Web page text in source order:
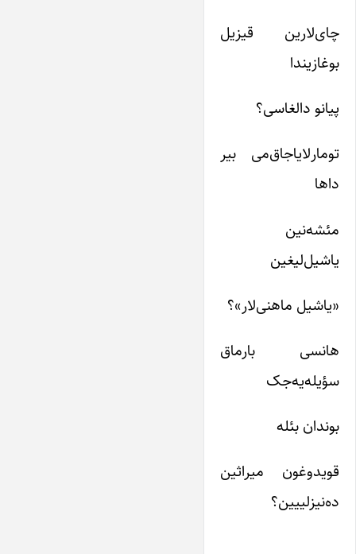
چای‌لارین قیزیل
بوغازیندا
پیانو دالغاسی؟
تومارلایاجاق‌می بیر
داها
مئشه‌نین
یاشیل‌لیغین
«یاشیل ماهنی‌لار»؟
هانسی بارماق
سؤیله‌یه‌جک
بوندان بئله
قویدوغون میراثین
ده‌نیزلییین؟